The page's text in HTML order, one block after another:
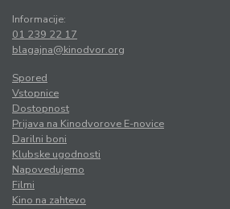
Informacije:
01 239 22 17
blagajna@kinodvor.org
Spored
Vstopnice
Dostopnost
Prijava na Kinodvorove E-novice
Darilni boni
Klubske ugodnosti
Napovedujemo
Filmi
Kino na zahtevo